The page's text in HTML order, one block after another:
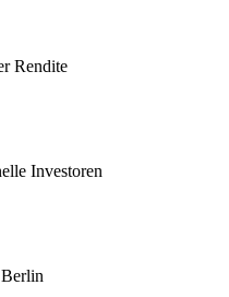
Rendite
Investoren